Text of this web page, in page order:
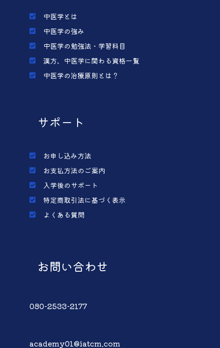
中医学とは
中医学の強み
中医学の勉強法・学習科目
漢方、中医学に関わる資格一覧
中医学の治療原則とは？
サポート
お申し込み方法
お支払方法のご案内
入学後のサポート
特定商取引法に基づく表示
よくある質問
お問い合わせ
080-2533-2177
academy01@iatcm.com